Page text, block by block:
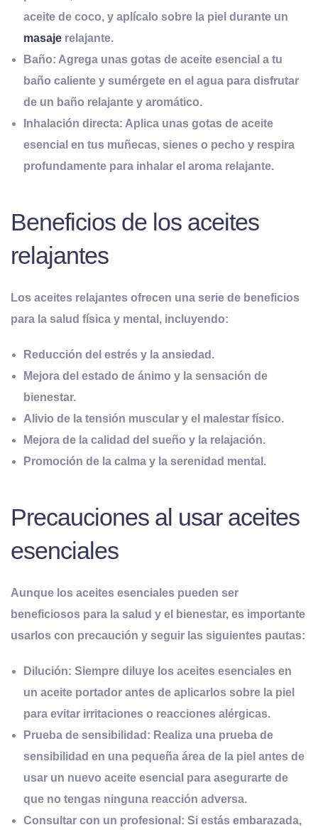
aceite de coco, y aplícalo sobre la piel durante un
masaje relajante.
Baño: Agrega unas gotas de aceite esencial a tu
baño caliente y sumérgete en el agua para disfrutar
de un baño relajante y aromático.
Inhalación directa: Aplica unas gotas de aceite
esencial en tus muñecas, sienes o pecho y respira
profundamente para inhalar el aroma relajante.
Beneficios de los aceites
relajantes
Los aceites relajantes ofrecen una serie de beneficios
para la salud física y mental, incluyendo:
Reducción del estrés y la ansiedad.
Mejora del estado de ánimo y la sensación de
bienestar.
Alivio de la tensión muscular y el malestar físico.
Mejora de la calidad del sueño y la relajación.
Promoción de la calma y la serenidad mental.
Precauciones al usar aceites
esenciales
Aunque los aceites esenciales pueden ser
beneficiosos para la salud y el bienestar, es importante
usarlos con precaución y seguir las siguientes pautas:
Dilución: Siempre diluye los aceites esenciales en
un aceite portador antes de aplicarlos sobre la piel
para evitar irritaciones o reacciones alérgicas.
Prueba desensibilidad: Realiza una prueba de
sensibilidad en una pequeña área de la piel antes de
usar un nuevo aceite esencial para asegurarte de
que no tengas ninguna reacción adversa.
Consultar con un profesional: Si estás embarazada,